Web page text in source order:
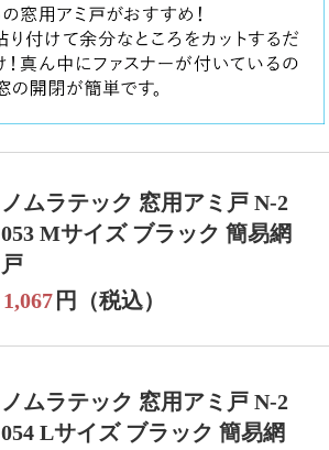
ノムラテック 窓用アミ戸 N-2
053 Mサイズ ブラック 簡易網
戸
1,067 円（税込）
ノムラテック 窓用アミ戸 N-2
054 Lサイズ ブラック 簡易網